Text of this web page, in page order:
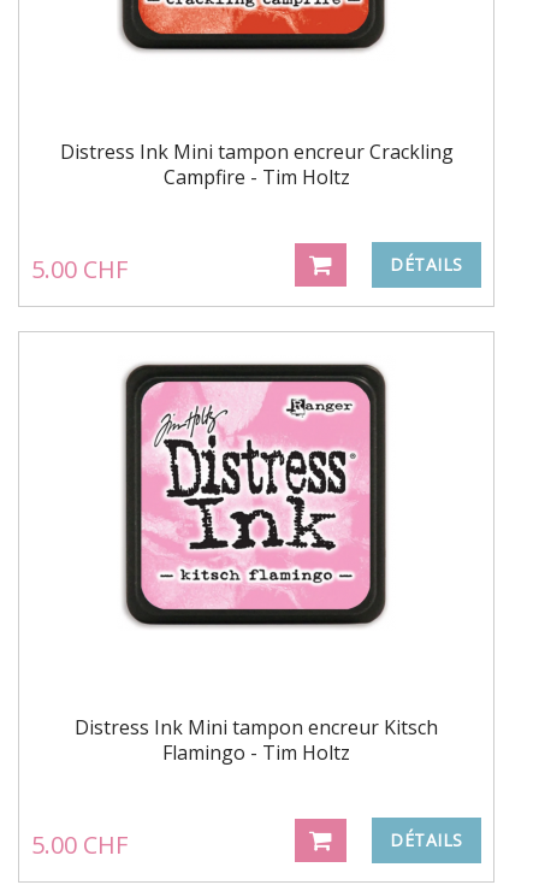
Distress Ink Mini tampon encreur Crackling
Campfire - Tim Holtz
5.00 CHF DÉTAILS
Distress Ink Mini tampon encreur Kitsch
Flamingo - Tim Holtz
5.00 CHF DÉTAILS